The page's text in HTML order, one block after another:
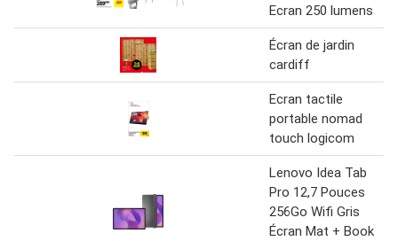
Ecran 250 lumens
Écran de jardin
cardiff
Ecran tactile
portable nomad
touch logicom
Lenovo Idea Tab
Pro 12,7 Pouces
256Go Wifi Gris
Écran Mat + Book